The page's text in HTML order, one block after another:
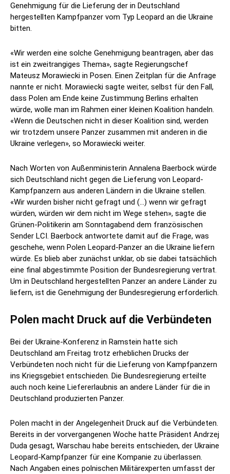
Genehmigung für die Lieferung der in Deutschland
hergestellten Kampfpanzer vom Typ Leopard an die Ukraine
bitten.
«Wir werden eine solche Genehmigung beantragen, aber das
ist ein zweitrangiges Thema», sagte Regierungschef
Mateusz Morawiecki in Posen. Einen Zeitplan für die Anfrage
nannte er nicht. Morawiecki sagte weiter, selbst für den Fall,
dass Polen am Ende keine Zustimmung Berlins erhalten
würde, wolle man im Rahmen einer kleinen Koalition handeln.
«Wenn die Deutschen nicht in dieser Koalition sind, werden
wir trotzdem unsere Panzer zusammen mit anderen in die
Ukraine verlegen», so Morawiecki weiter.
Nach Worten von Außenministerin Annalena Baerbock würde
sich Deutschland nicht gegen die Lieferung von Leopard-
Kampfpanzern aus anderen Ländern in die Ukraine stellen.
«Wir wurden bisher nicht gefragt und (…) wenn wir gefragt
würden, würden wir dem nicht im Wege stehen», sagte die
Grünen-Politikerin am Sonntagabend dem französischen
Sender LCI. Baerbock antwortete damit auf die Frage, was
geschehe, wenn Polen Leopard-Panzer an die Ukraine liefern
würde. Es blieb aber zunächst unklar, ob sie dabei tatsächlich
eine final abgestimmte Position der Bundesregierung vertrat.
Um in Deutschland hergestellten Panzer an andere Länder zu
liefern, ist die Genehmigung der Bundesregierung erforderlich.
Polen macht Druck auf die Verbündeten
Bei der Ukraine-Konferenz in Ramstein hatte sich
Deutschland am Freitag trotz erheblichen Drucks der
Verbündeten noch nicht für die Lieferung von Kampfpanzern
ins Kriegsgebiet entschieden. Die Bundesregierung erteilte
auch noch keine Liefererlaubnis an andere Länder für die in
Deutschland produzierten Panzer.
Polen macht in der Angelegenheit Druck auf die Verbündeten.
Bereits in der vorvergangenen Woche hatte Präsident Andrzej
Duda gesagt, Warschau habe bereits entschieden, der Ukraine
Leopard-Kampfpanzer für eine Kompanie zu überlassen.
Nach Angaben eines polnischen Militärexperten umfasst der